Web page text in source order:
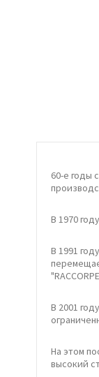
60-е годы
В 1970
В 1991
В 2001
На этом
высокий